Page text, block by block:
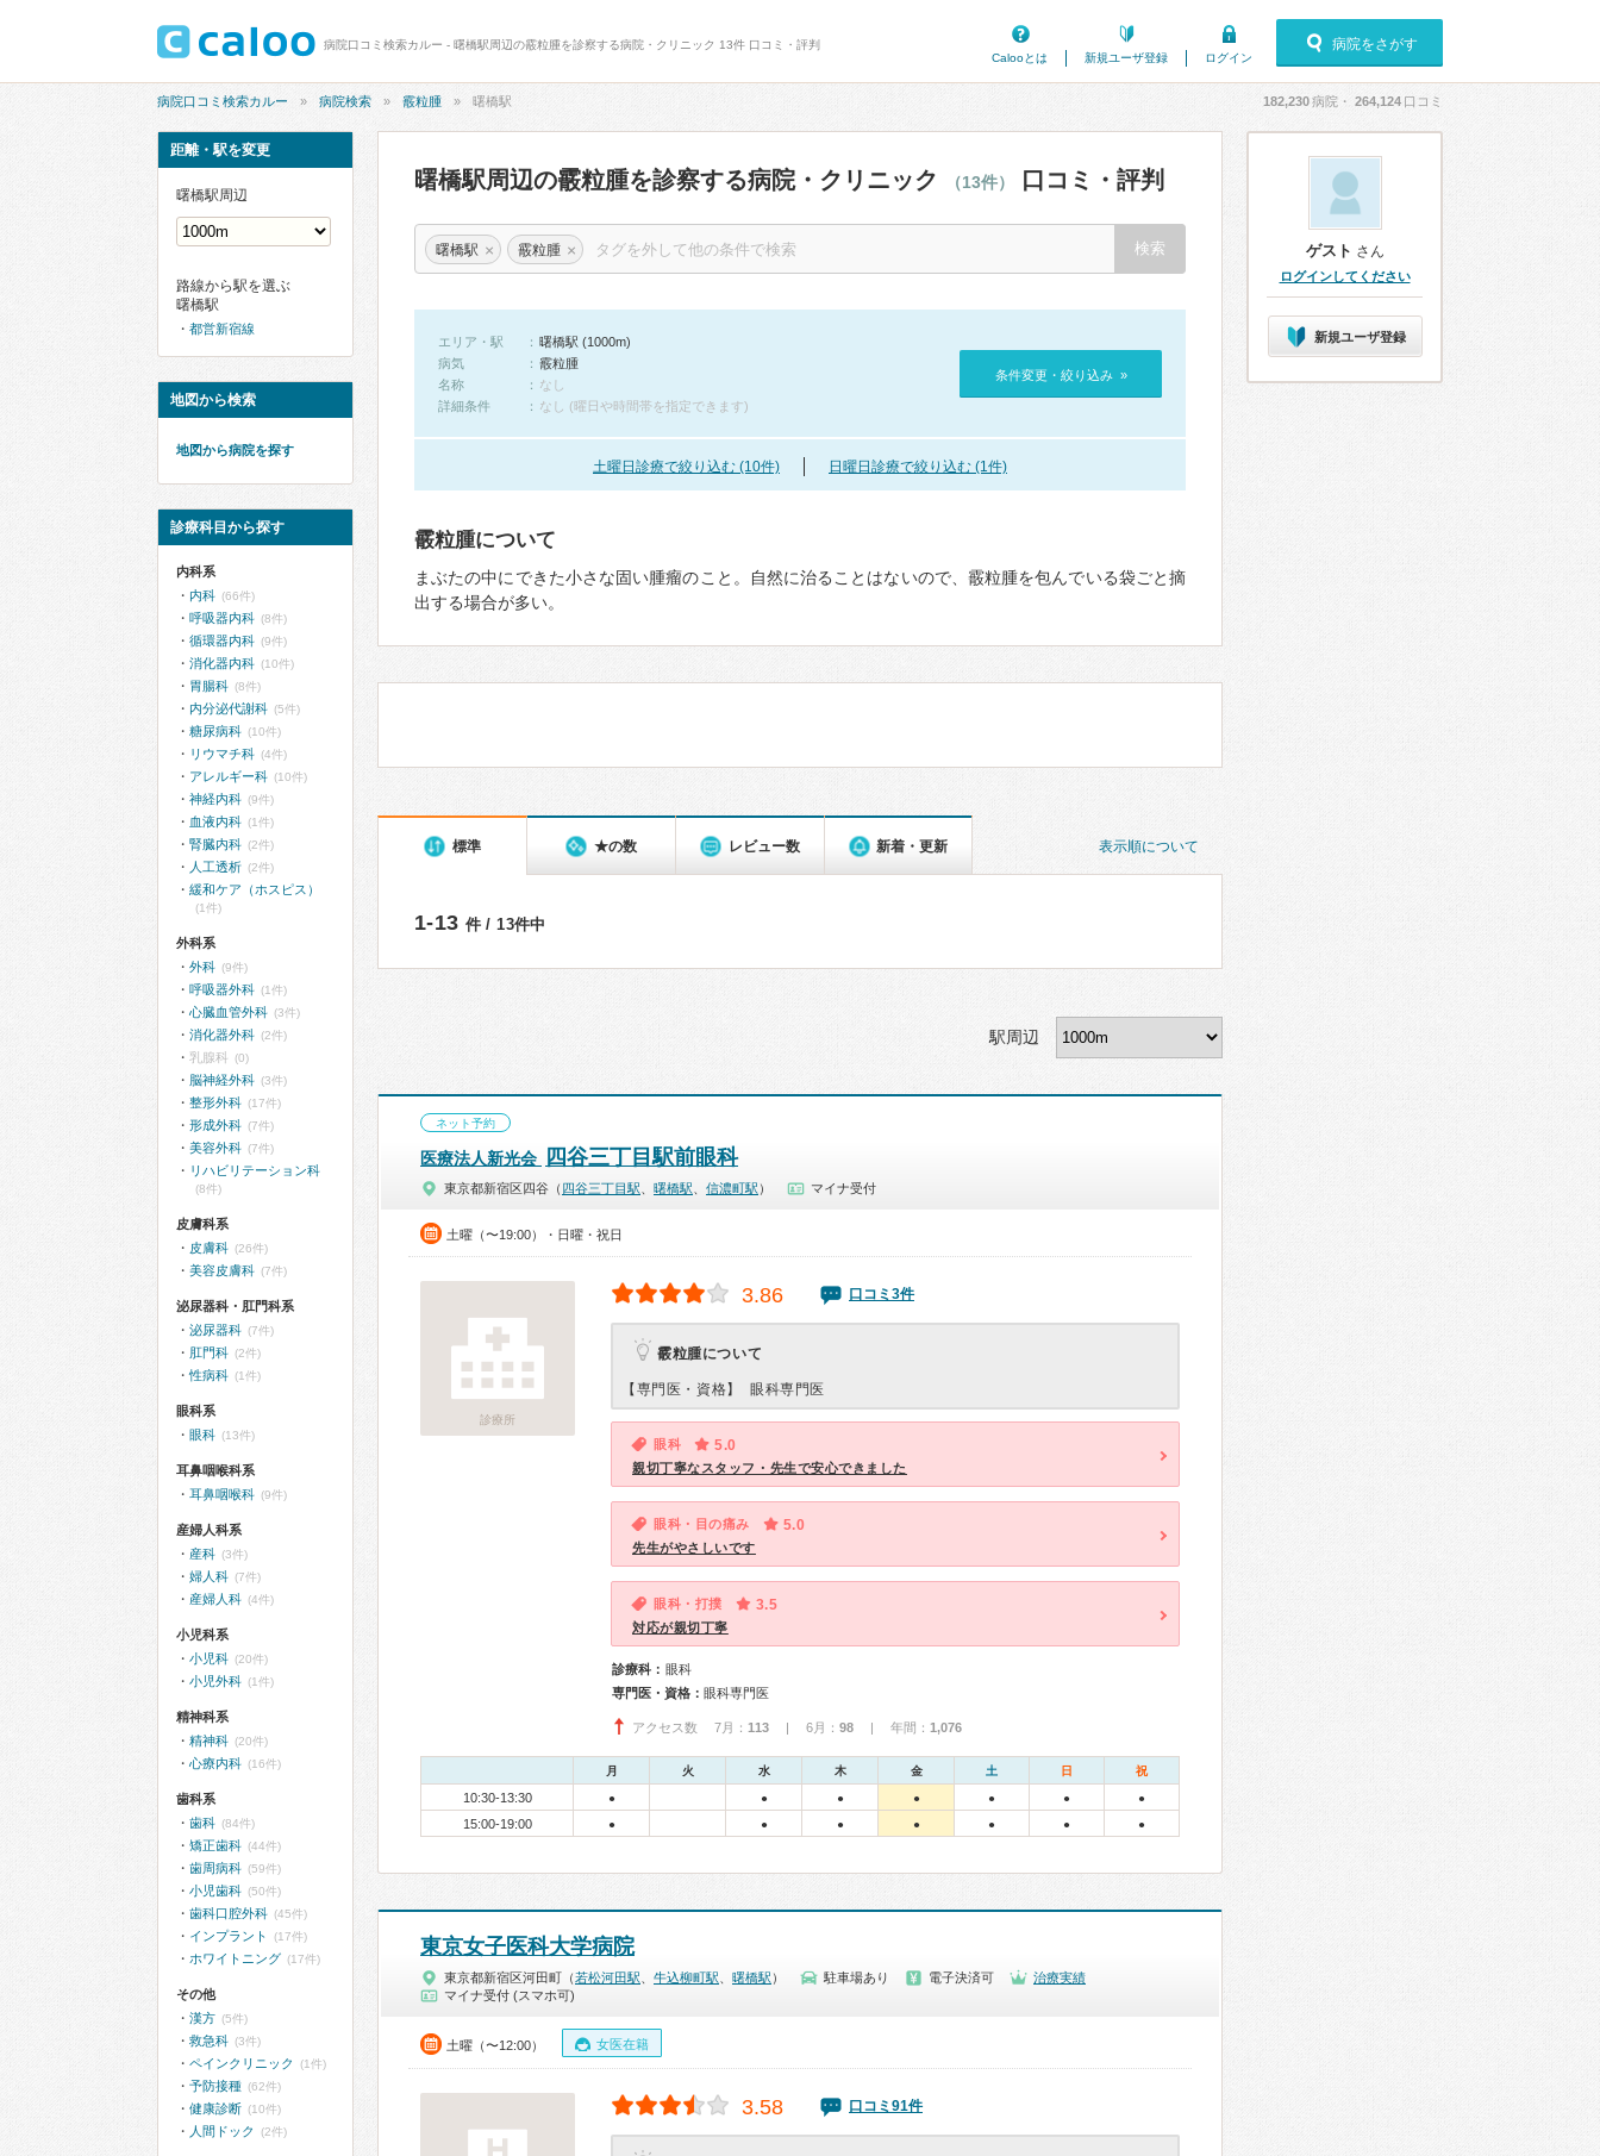
病院口コミ検索カルー - 曙橋駅周辺の霰粒腫を診察する病院・クリニック 13件 口コミ・評判
Calooとは
新規ユーザ登録 ログイン
病院をさがす
病院口コミ検索カルー 病院検索 霰粒腫 曙橋駅 182,230病院・ 264,124 口コミ
曙橋駅周辺の霰粒腫を診察する病院・クリニック （13件） 口コミ・評判
曙橋駅 × 霰粒腫 ×
エリア・駅
曙橋駅 (1000m)
病気
霰粒腫
名称
なし
詳細条件
なし (曜日や時間帯を指定できます)
条件変更・絞り込み »
土曜日診療で絞り込む (10件) 日曜日診療で絞り込む (1件)
霰粒腫について
まぶたの中にできた小さな固い腫瘤のこと。自然に治ることはないので、霰粒腫を包んでいる袋ごと摘
出する場合が多い。
表示順について
標準 ★の数 レビュー数 新着・更新
1-13 件 / 13件中
駅周辺
ネット予約
医療法人新光会 四谷三丁目駅前眼科
東京都新宿区四谷（ 四谷三丁目駅 曙橋駅 信濃町駅 ） マイナ受付
土曜（〜19:00）・日曜・祝日
診療所
3.86 口コミ3件
霰粒腫について
【専門医・資格】 眼科専門医
眼科 5.0
親切丁寧なスタッフ・先生で安心できました
眼科・目の痛み 5.0
先生がやさしいです
眼科・打撲 3.5
対応が親切丁寧
診療科： 眼科
専門医・資格： 眼科専門医
アクセス数 7月： 113 | 6月： 98 | 年間： 1,076
月 火 水 木 金 土 日 祝
10:30-13:30 ● ● ● ● ● ● ●
15:00-19:00 ● ● ● ● ● ● ●
東京女子医科大学病院
東京都新宿区河田町（若松河田駅 牛込柳町駅 曙橋駅 ） 駐車場あり 電子決済可
治療実績
マイナ受付 (スマホ可)
土曜（〜12:00） 女医在籍
3.58 口コミ91件
距離・駅を変更
曙橋駅周辺
路線から駅を選ぶ
曙橋駅
都営新宿線
地図から検索
地図から病院を探す
診療科目から探す
内科系
内科 (66件)
呼吸器内科 (8件)
循環器内科 (9件)
消化器内科 (10件)
胃腸科 (8件)
内分泌代謝科 (5件)
糖尿病科 (10件)
リウマチ科 (4件)
アレルギー科 (10件)
神経内科 (9件)
血液内科 (1件)
腎臓内科 (2件)
人工透析 (2件)
緩和ケア（ホスピス）
(1件)
外科系
外科 (9件)
呼吸器外科 (1件)
心臓血管外科 (3件)
消化器外科 (2件)
乳腺科 (0)
脳神経外科 (3件)
整形外科 (17件)
形成外科 (7件)
美容外科 (7件)
リハビリテーション科
(8件)
皮膚科系
皮膚科 (26件)
美容皮膚科 (7件)
泌尿器科・肛門科系
泌尿器科 (7件)
肛門科 (2件)
性病科 (1件)
眼科系
眼科 (13件)
耳鼻咽喉科系
耳鼻咽喉科 (9件)
産婦人科系
産科 (3件)
婦人科 (7件)
産婦人科 (4件)
小児科系
小児科 (20件)
小児外科 (1件)
精神科系
精神科 (20件)
心療内科 (16件)
歯科系
歯科 (84件)
矯正歯科 (44件)
歯周病科 (59件)
小児歯科 (50件)
歯科口腔外科 (45件)
インプラント (17件)
ホワイトニング (17件)
その他
漢方 (5件)
救急科 (3件)
ペインクリニック (1件)
予防接種 (62件)
健康診断 (10件)
人間ドック (2件)
ゲスト さん
ログインしてください
新規ユーザ登録